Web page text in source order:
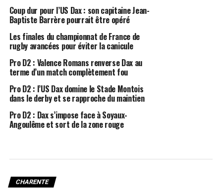
Coup dur pour l’US Dax : son capitaine Jean-
Baptiste Barrère pourrait être opéré
Les finales du championnat de France de
rugby avancées pour éviter la canicule
Pro D2 : Valence Romans renverse Dax au
terme d’un match complètement fou
Pro D2 : l’US Dax domine le Stade Montois
dans le derby et se rapproche du maintien
Pro D2 : Dax s’impose face à Soyaux-
Angoulême et sort de la zone rouge
CHARENTE